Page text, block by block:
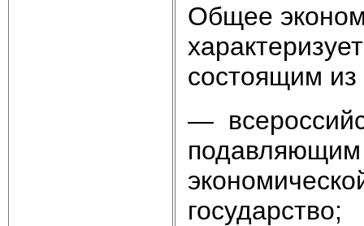
Общее
состоящим
—
подавляющим
государство;